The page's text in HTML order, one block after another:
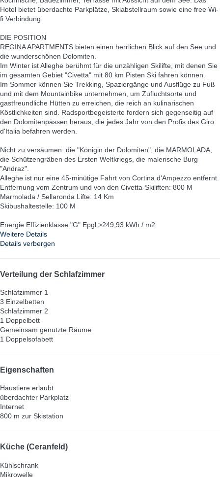
Hotel bietet überdachte Parkplätze, Skiabstellraum sowie eine free Wi-
fi Verbindung.
DIE POSITION
REGINA APARTMENTS bieten einen herrlichen Blick auf den See und
die wunderschönen Dolomiten.
Im Winter ist Alleghe berühmt für die unzähligen Skilifte, mit denen Sie
im gesamten Gebiet "Civetta" mit 80 km Pisten Ski fahren können.
Im Sommer können Sie Trekking, Spaziergänge und Ausflüge zu Fuß
und mit dem Mountainbike unternehmen, um Zufluchtsorte und
gastfreundliche Hütten zu erreichen, die reich an kulinarischen
Köstlichkeiten sind. Radsportbegeisterte fordern sich gegenseitig auf
den Dolomitenpässen heraus, die jedes Jahr von den Profis des Giro
d'Italia befahren werden.
Nicht zu versäumen: die "Königin der Dolomiten", die MARMOLADA,
die Schützengräben des Ersten Weltkriegs, die malerische Burg
"Andraz".
Alleghe ist nur eine 45-minütige Fahrt von Cortina d'Ampezzo entfernt.
Entfernung vom Zentrum und von den Civetta-Skiliften: 800 M
Marmolada / Sellaronda Lifte: 14 Km
Skibushaltestelle: 100 M
Energie Effizienklasse "G" Epgl >249,93 kWh / m2
Weitere Details
Details verbergen
Verteilung der Schlafzimmer
Schlafzimmer 1
3 Einzelbetten
Schlafzimmer 2
1 Doppelbett
Gemeinsam genutzte Räume
1 Doppelsofabett
Eigenschaften
Haustiere erlaubt
überdachter Parkplatz
Internet
800 m zur Skistation
Küche (Ceranfeld)
Kühlschrank
Mikrowelle